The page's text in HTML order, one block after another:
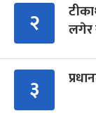
२
लगेर
३